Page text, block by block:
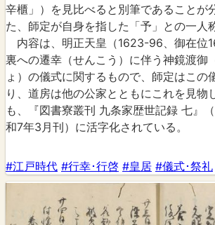
辛櫃」）を見比べると別筆であることが
た、師定が自身を指した「予」との一人
内容は、明正天皇（1623-96、御在位
裏への遷幸（せんこう）に伴う神鏡渡御
ょ）の儀式に関するもので、師定はこの
り、道房は他の公家とともにこれを見物
も、『図書寮叢刊 九条家歴世記録 七』
和7年3月刊）に活字化されている。
#江戸時代 #行幸･行啓 #皇居 #儀式･祭礼